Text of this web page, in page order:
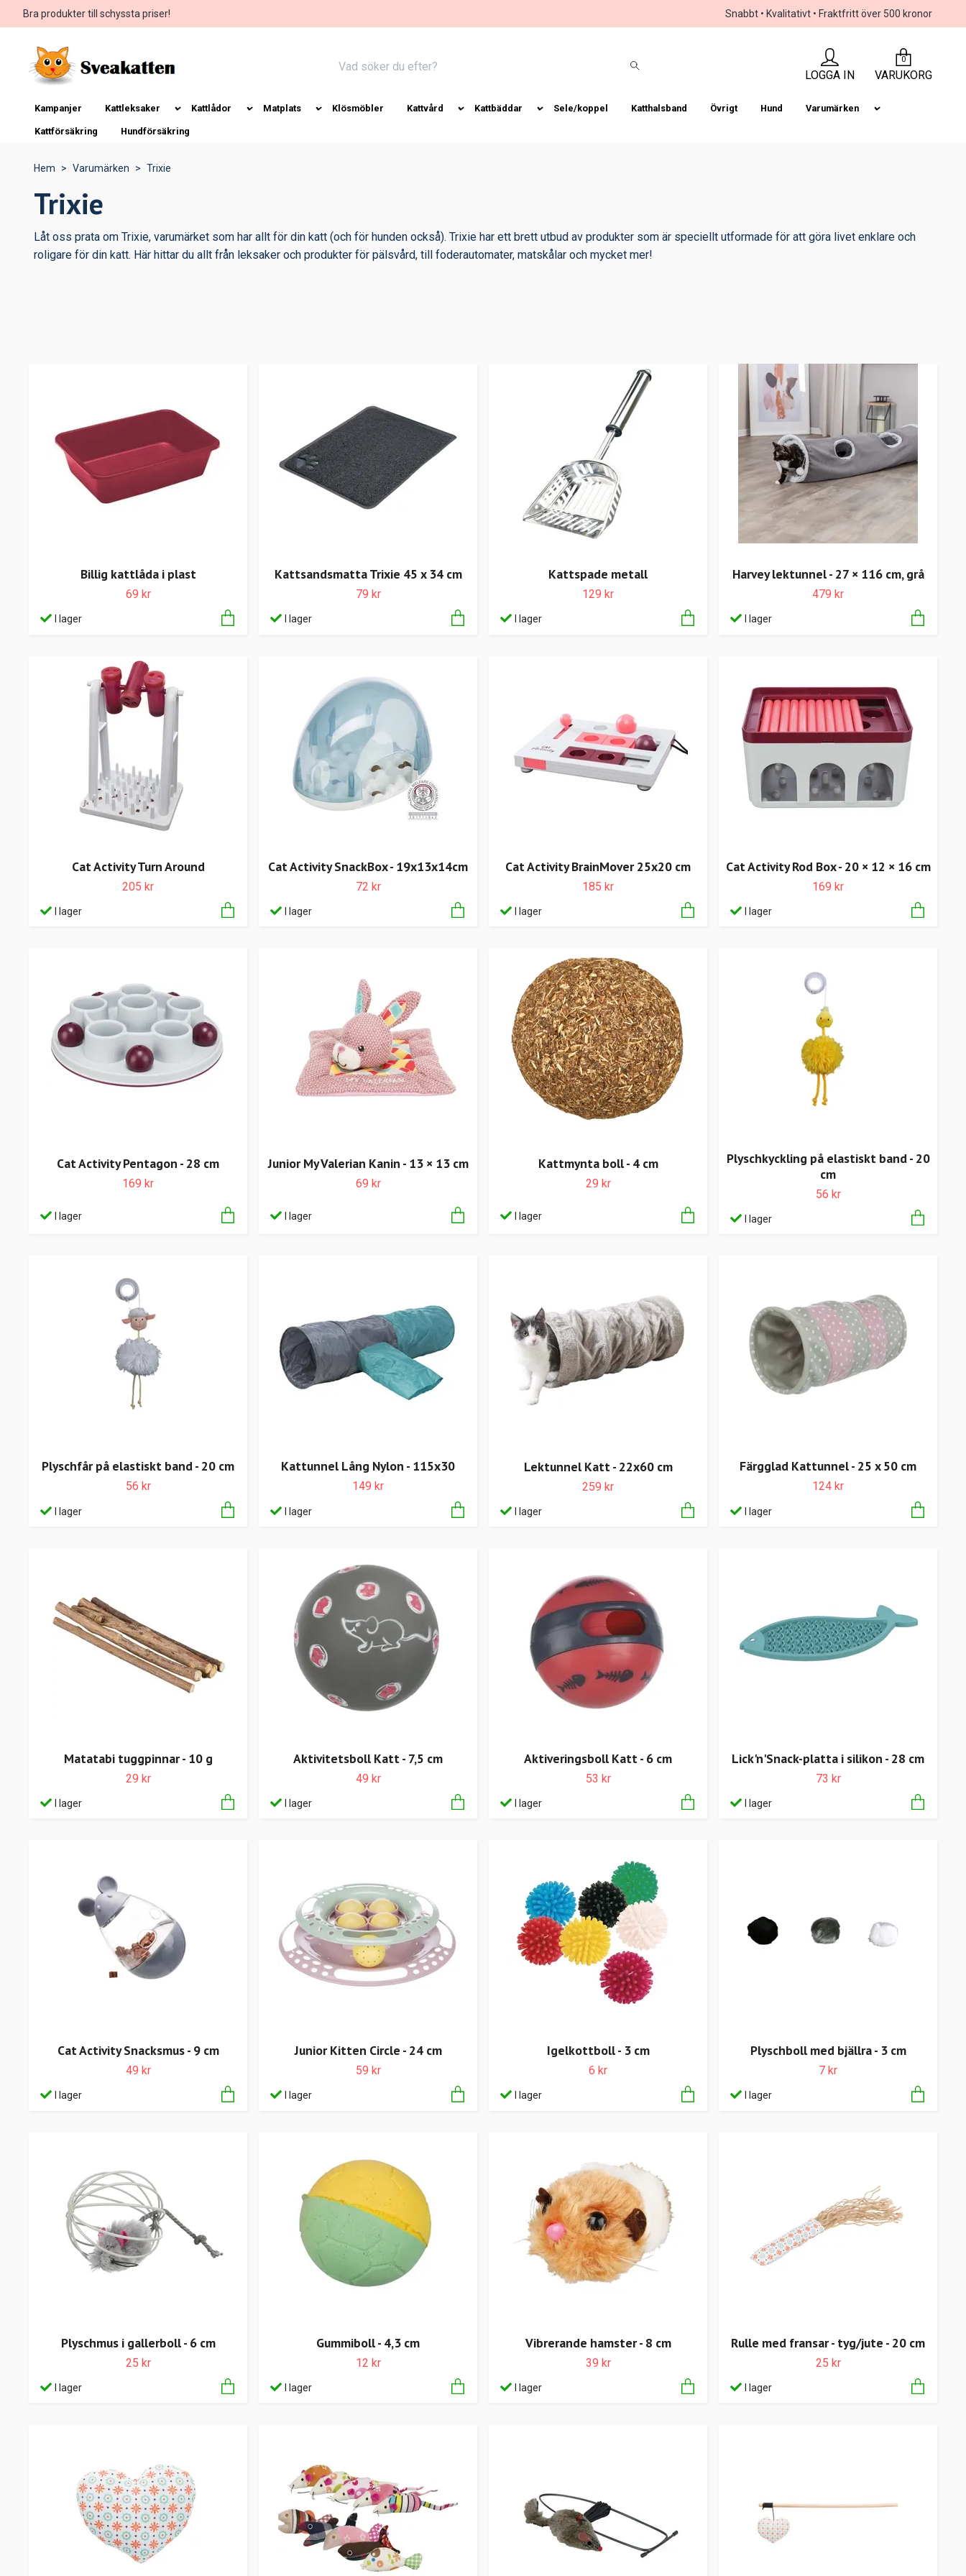
Bra produkter till schyssta priser! Snabbt • Kvalitativt • Fraktfritt över 500 kronor
LOGGA IN
0
VARUKORG
Kampanjer Kattleksaker Kattlådor Matplats Klösmöbler Kattvård Kattbäddar Sele/koppel Katthalsband Övrigt Hund Varumärken
Kattförsäkring Hundförsäkring
Hem Varumärken Trixie
Trixie
Låt oss prata om Trixie, varumärket som har allt för din katt (och för hunden också). Trixie har ett brett utbud av produkter som är speciellt utformade för att göra livet enklare och
roligare för din katt. Här hittar du allt från leksaker och produkter för pälsvård, till foderautomater, matskålar och mycket mer!
Billig kattlåda i plast
69 kr
I lager
Kattsandsmatta Trixie 45 x 34 cm
79 kr
I lager
Kattspade metall
129 kr
I lager
Harvey lektunnel - 27 × 116 cm, grå
479 kr
I lager
Cat Activity Turn Around
205 kr
I lager
Cat Activity SnackBox - 19x13x14cm
72 kr
I lager
Cat Activity BrainMover 25x20 cm
185 kr
I lager
Cat Activity Rod Box - 20 × 12 × 16 cm
169 kr
I lager
Cat Activity Pentagon - 28 cm
169 kr
I lager
Junior My Valerian Kanin - 13 × 13 cm
69 kr
I lager
Kattmynta boll - 4 cm
29 kr
I lager
Plyschkyckling på elastiskt band - 20
cm
56 kr
I lager
Plyschfår på elastiskt band - 20 cm
56 kr
I lager
Kattunnel Lång Nylon - 115x30
149 kr
I lager
Lektunnel Katt - 22x60 cm
259 kr
I lager
Färgglad Kattunnel - 25 x 50 cm
124 kr
I lager
Matatabi tuggpinnar - 10 g
29 kr
I lager
Aktivitetsboll Katt - 7,5 cm
49 kr
I lager
Aktiveringsboll Katt - 6 cm
53 kr
I lager
Lick'n'Snack-platta i silikon - 28 cm
73 kr
I lager
Cat Activity Snacksmus - 9 cm
49 kr
I lager
Junior Kitten Circle - 24 cm
59 kr
I lager
Igelkottboll - 3 cm
6 kr
I lager
Plyschboll med bjällra - 3 cm
7 kr
I lager
Plyschmus i gallerboll - 6 cm
25 kr
I lager
Gummiboll - 4,3 cm
12 kr
I lager
Vibrerande hamster - 8 cm
39 kr
I lager
Rulle med fransar - tyg/jute - 20 cm
25 kr
I lager